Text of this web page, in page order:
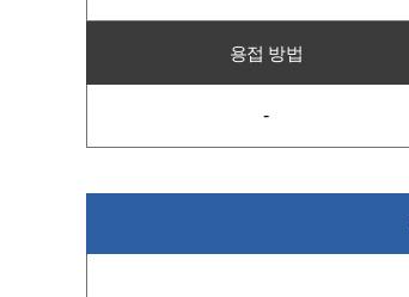
용접 방법
-